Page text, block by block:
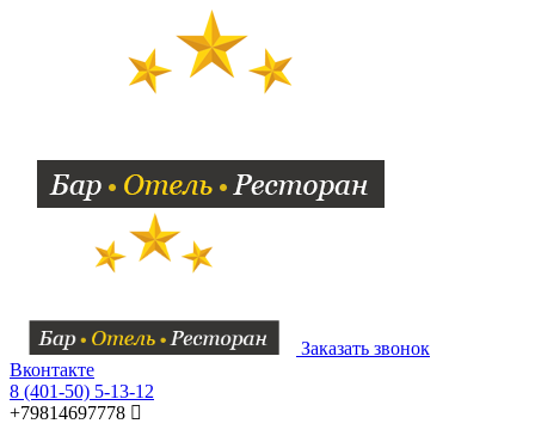
Заказать звонок
Вконтакте
8 (401-50) 5-13-12
+79814697778